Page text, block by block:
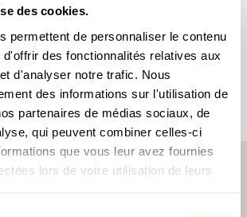
des cookies.
permettent de personnaliser le contenu
des fonctionnalités relatives aux
d'analyser notre trafic. Nous
des informations sur l'utilisation de
partenaires de médias sociaux, de
qui peuvent combiner celles-ci
que vous leur avez fournies
lors de votre utilisation de leurs
un mot-clé, vous pouvez l'ajouter à
centres d'intérêt. Les mots-clés ne
que dans un compte